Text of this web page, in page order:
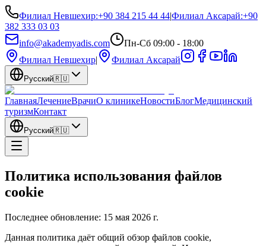
Филиал Невшехир:+90 384 215 44 44|Филиал Аксарай:+90
382 333 03 03
info@akademyadis.com
Пн-Сб 09:00 - 18:00
Филиал Невшехир| Филиал Аксарай
Русский🇷🇺
ГлавнаяЛечениеВрачиО клиникеНовостиБлогМедицинский
туризмКонтакт
Русский🇷🇺
Политика использования файлов
cookie
Последнее обновление: 15 мая 2026 г.
Данная политика даёт общий обзор файлов cookie,